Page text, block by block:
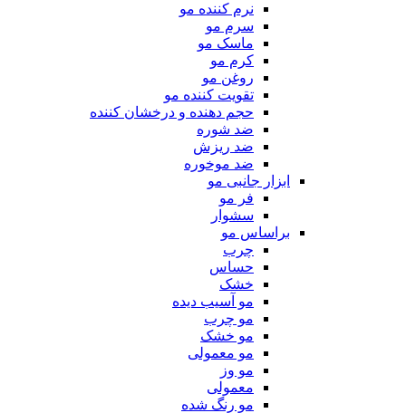
نرم کننده مو
سرم مو
ماسک مو
کرم مو
روغن مو
تقویت کننده مو
حجم دهنده و درخشان کننده
ضد شوره
ضد ریزش
ضد موخوره
ابزار جانبی مو
فر مو
سشوار
براساس مو
چرب
حساس
خشک
مو آسیب دیده
مو چرب
مو خشک
مو معمولی
مو وز
معمولی
مو رنگ شده